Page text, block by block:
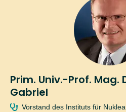
Prim. Univ.-Prof. Mag.
Gabriel
Vorstand des Instituts für